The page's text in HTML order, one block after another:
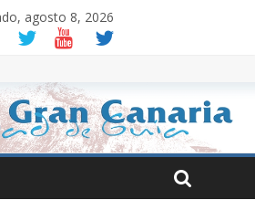
agosto 8, 2026